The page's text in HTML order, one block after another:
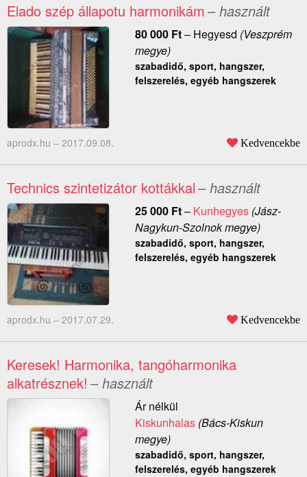
Elado szép állapotu harmonikám– használt
80 000 Ft– Hegyesd (Veszprém
megye)
szabadidő, sport, hangszer,
felszerelés, egyéb hangszerek
aprodx.hu – 2017.09.08. Kedvencekbe
Technics szintetizátor kottákkal– használt
25 000 Ft– Kunhegyes(Jász-
Nagykun-Szolnok megye)
szabadidő, sport, hangszer,
felszerelés, egyéb hangszerek
aprodx.hu – 2017.07.29. Kedvencekbe
Keresek! Harmonika, tangóharmonika
alkatrésznek! – használt
Ár nélkül
Kiskunhalas(Bács-Kiskun
megye)
szabadidő, sport, hangszer,
felszerelés, egyéb hangszerek